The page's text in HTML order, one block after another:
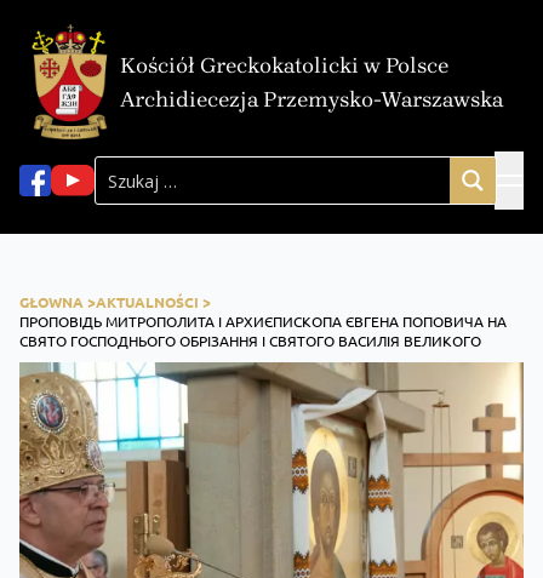
Kościół Greckokatolicki w Polsce
Archidiecezja Przemysko-Warszawska
GŁOWNA >AKTUALNOŚCI >
ПРОПОВІДЬ МИТРОПОЛИТА І АРХИЄПИСКОПА ЄВГЕНА ПОПОВИЧА НА
СВЯТО ГОСПОДНЬОГО ОБРІЗАННЯ І СВЯТОГО ВАСИЛІЯ ВЕЛИКОГО